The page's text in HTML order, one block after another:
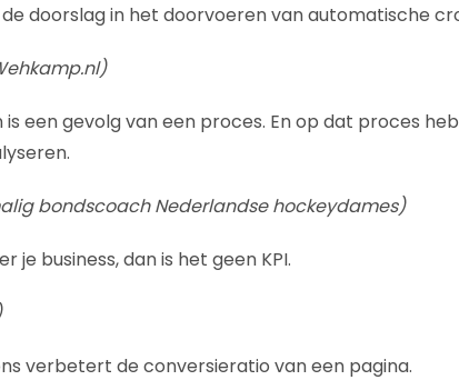
doorslag in het doorvoeren van automatische
een gevolg van een proces. En op dat proces
bondscoach Nederlandse hockeydames)
je business, dan is het geen KPI.
verbetert de conversieratio van een pagina.